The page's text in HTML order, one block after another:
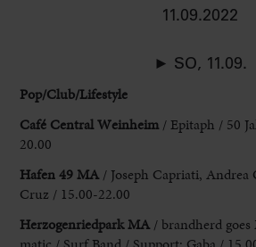
11.09.2022
► SO, 11.09.
Pop/Club/Lifestyle
Café Central Weinheim / Epitaph / 50
20.00
Hafen 49 MA / Joseph Capriati, Andrea
Cruz / 15.00-22.00
Herzogenriedpark MA / brandherd